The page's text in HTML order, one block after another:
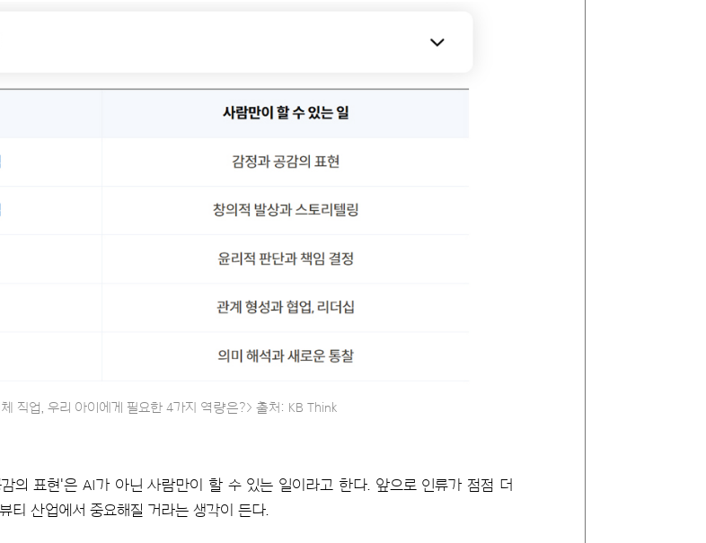
직업, 우리 아이에게 필요한 4가지 역량은?> 출처: KB Think
의 표현'은 AI가 아닌 사람만이 할 수 있는 일이라고 한다. 앞으로 인류가 점점 더
티 산업에서 중요해질 거라는 생각이 든다.